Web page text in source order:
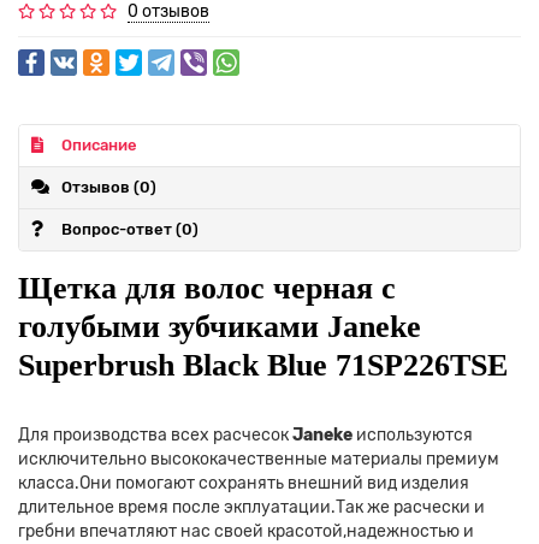
0 отзывов
Описание
Отзывов (0)
Вопрос-ответ (0)
Щетка для волос черная с
голубыми зубчиками Janeke
Superbrush Black Blue 71SP226TSE
Для производства всех расчесокJaneke используются
исключительно высококачественные материалы премиум
класса.Они помогают сохранять внешний вид изделия
длительное время после экплуатации.Так же расчески и
гребни впечатляют нас своей красотой,надежностью и